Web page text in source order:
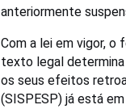
anteriormente
Com a lei em vigor, o
texto legal
os seus efeitos
(SISPESP) já está em